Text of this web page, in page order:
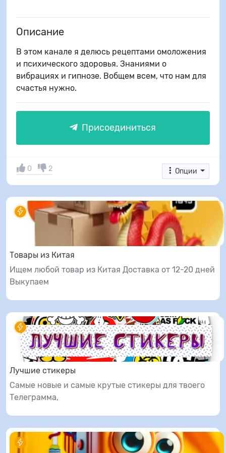
Описание
В этом канале я делюсь рецептами омоложения
и психического здоровья. Знаниями о
вибрациях и гипнозе. Вобщем всем, что нам для
счастья нужно.
Присоединиться
Опции
0 2
Товары из Китая
Ищем любой товар из Китая Доставка от 12-20 дней
Выкупаем
Лучшие стикеры
Самые новые и самые крутые стикеры для твоего
Телеграмма,